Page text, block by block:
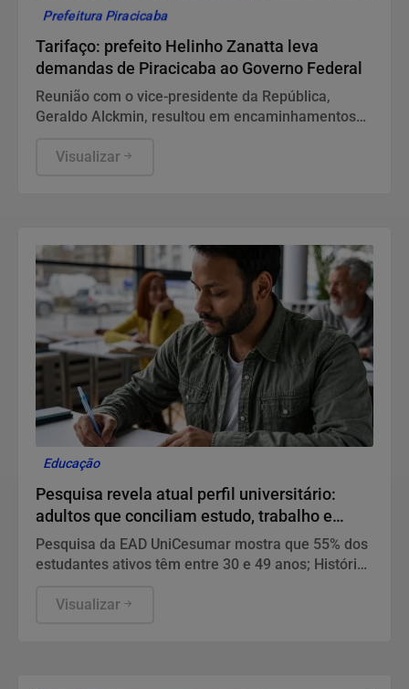
Prefeitura Piracicaba
Tarifaço: prefeito Helinho Zanatta leva
demandas de Piracicaba ao Governo Federal
Reunião com o vice-presidente da República,
Geraldo Alckmin, resultou em encaminhamentos
conteúdo local e preservação de empregos
Visualizar
Educação
Pesquisa revela atual perfil universitário:
adultos que conciliam estudo, trabalho e
família
Pesquisa da EAD UniCesumar mostra que 55% dos
estudantes ativos têm entre 30 e 49 anos; História
marcada por sua determinação enquanto mãe
Visualizar